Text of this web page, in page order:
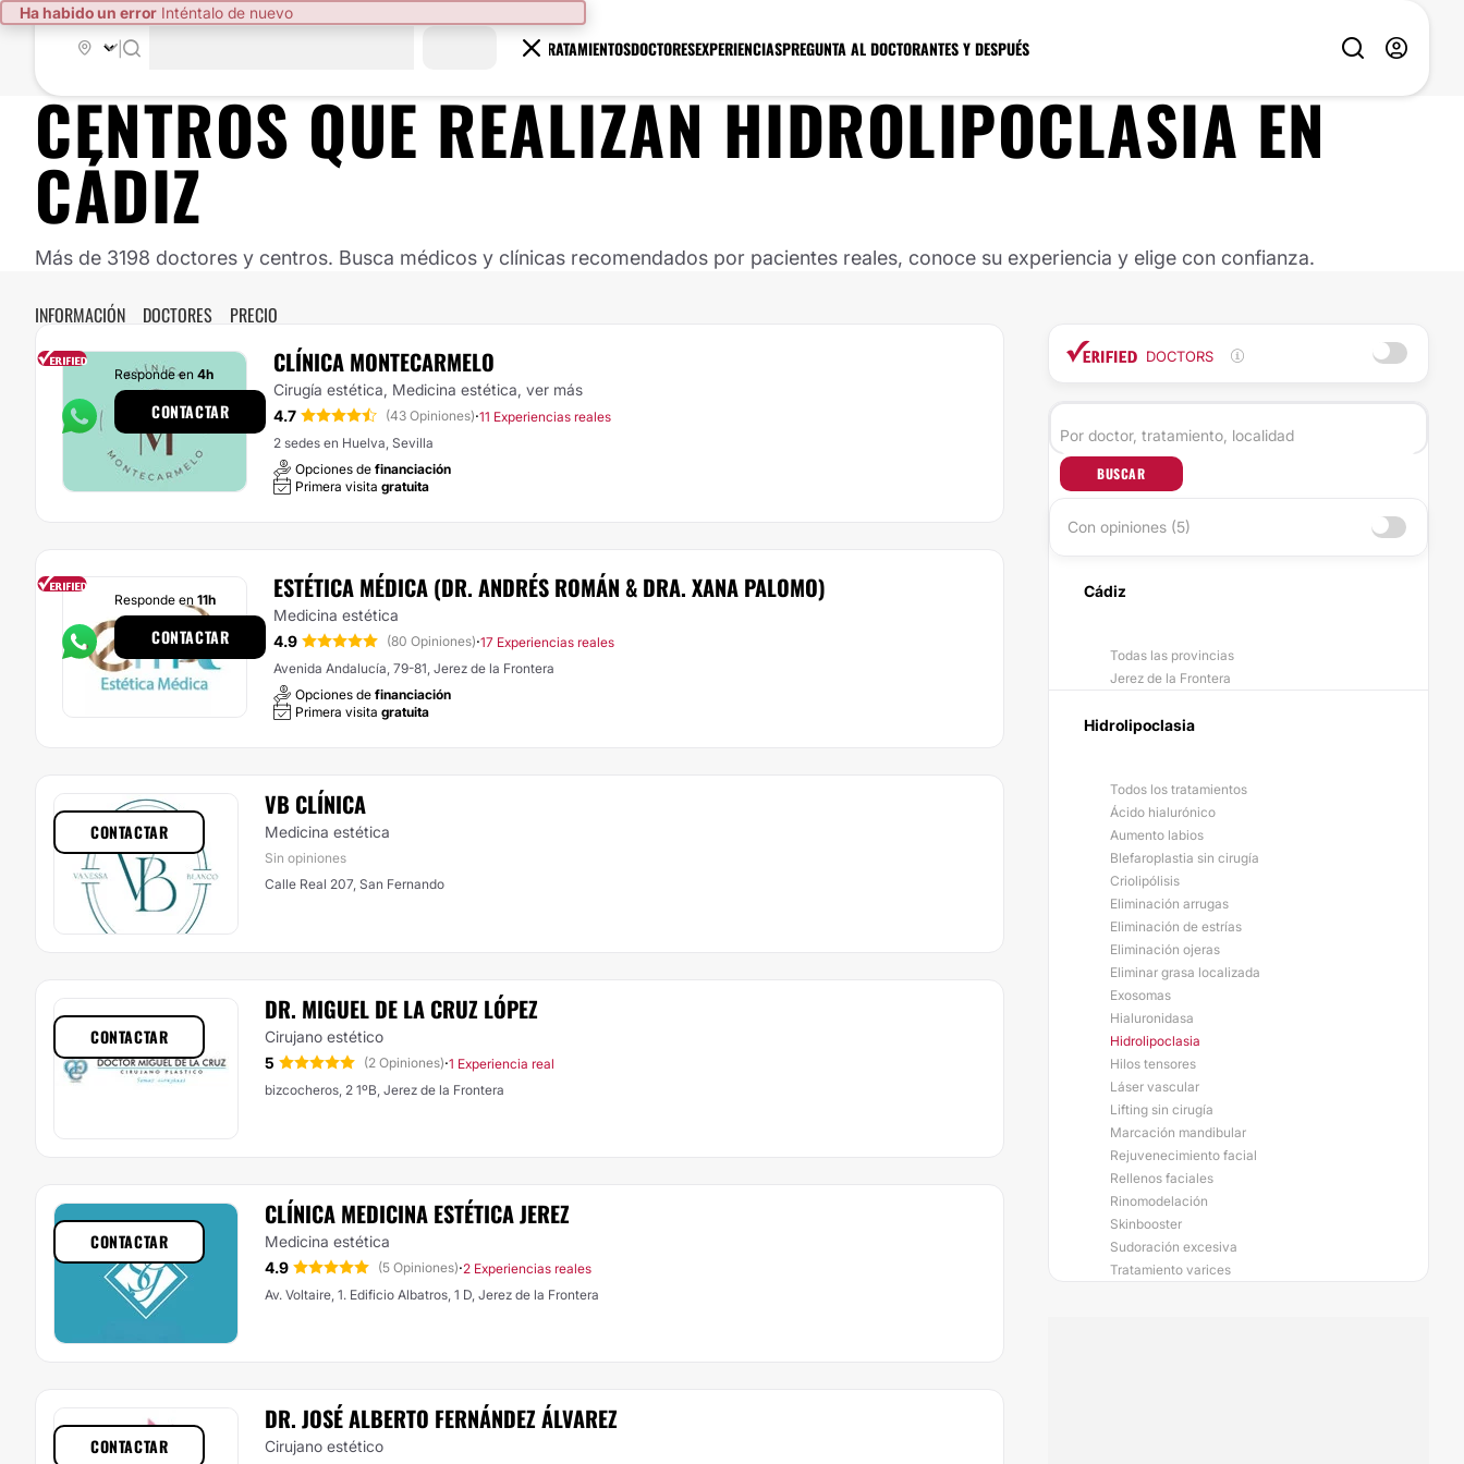
Ha habido un error Inténtalo de nuevo
TRATAMIENTOSDOCTORESEXPERIENCIASPREGUNTA AL DOCTORANTES Y DESPUÉS
CENTROS QUE REALIZAN HIDROLIPOCLASIA EN
CÁDIZ
Más de 3198 doctores y centros. Busca médicos y clínicas recomendados por pacientes reales, conoce su experiencia y elige con confianza.
INFORMACIÓN DOCTORES PRECIO
CLÍNICA MONTECARMELO
Cirugía estética, Medicina estética, ver más
4.7
(43 Opiniones)·11 Experiencias reales
2 sedes en Huelva, Sevilla
Opciones de financiación
Primera visita gratuita
Responde en 4h
CONTACTAR
ESTÉTICA MÉDICA (DR. ANDRÉS ROMÁN & DRA. XANA PALOMO)
Medicina estética
4.9
(80 Opiniones)·17 Experiencias reales
Avenida Andalucía, 79-81, Jerez de la Frontera
Opciones de financiación
Primera visita gratuita
Responde en 11h
CONTACTAR
VB CLÍNICA
Medicina estética
Sin opiniones
Calle Real 207, San Fernando
CONTACTAR
DR. MIGUEL DE LA CRUZ LÓPEZ
Cirujano estético
5
(2 Opiniones)·1 Experiencia real
bizcocheros, 2 1ºB, Jerez de la Frontera
CONTACTAR
CLÍNICA MEDICINA ESTÉTICA JEREZ
Medicina estética
4.9
(5 Opiniones)·2 Experiencias reales
Av. Voltaire, 1. Edificio Albatros, 1 D, Jerez de la Frontera
CONTACTAR
DR. JOSÉ ALBERTO FERNÁNDEZ ÁLVAREZ
Cirujano estético
CONTACTAR
DOCTORS
BUSCAR
Con opiniones (5)
Cádiz
Todas las provincias
Jerez de la Frontera
Hidrolipoclasia
Todos los tratamientos
Ácido hialurónico
Aumento labios
Blefaroplastia sin cirugía
Criolipólisis
Eliminación arrugas
Eliminación de estrías
Eliminación ojeras
Eliminar grasa localizada
Exosomas
Hialuronidasa
Hidrolipoclasia
Hilos tensores
Láser vascular
Lifting sin cirugía
Marcación mandibular
Rejuvenecimiento facial
Rellenos faciales
Rinomodelación
Skinbooster
Sudoración excesiva
Tratamiento varices